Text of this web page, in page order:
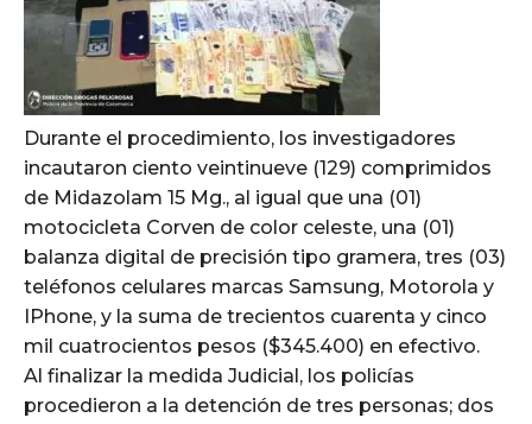
Durante el procedimiento, los investigadores
incautaron ciento veintinueve (129) comprimidos
de Midazolam 15 Mg., al igual que una (01)
motocicleta Corven de color celeste, una (01)
balanza digital de precisión tipo gramera, tres (03)
teléfonos celulares marcas Samsung, Motorola y
IPhone, y la suma de trecientos cuarenta y cinco
mil cuatrocientos pesos ($345.400) en efectivo.
Al finalizar la medida Judicial, los policías
procedieron a la detención de tres personas; dos